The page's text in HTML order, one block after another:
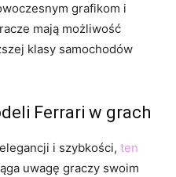
⁢grafikom⁣ i
mają możliwość
klasy samochodów​
Ferrari w grach
i szybkości, ten
uwagę graczy swoim